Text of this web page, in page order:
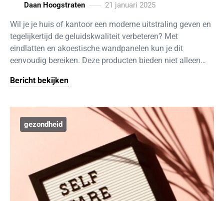
Daan Hoogstraten 21 januari 2025
Wil je je huis of kantoor een moderne uitstraling geven en
tegelijkertijd de geluidskwaliteit verbeteren? Met
eindlatten en akoestische wandpanelen kun je dit
eenvoudig bereiken. Deze producten bieden niet alleen…
Bericht bekijken
gezondheid